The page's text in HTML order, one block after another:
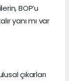
BOP’u
yanı mı var
çıkarları